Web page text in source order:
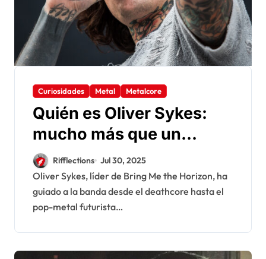
Curiosidades Metal Metalcore
Quién es Oliver Sykes:
mucho más que un
frontman
Rifflections Jul 30, 2025
Oliver Sykes, líder de Bring Me the Horizon, ha
guiado a la banda desde el deathcore hasta el
pop-metal futurista…